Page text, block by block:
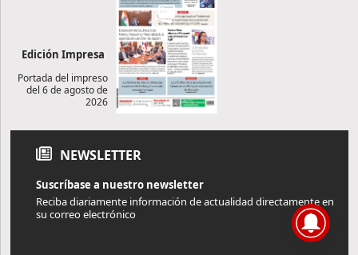
Edición Impresa
Portada del impreso
del 6 de agosto de
2026
NEWSLETTER
Suscríbase a nuestro newsletter
Reciba diariamente información de actualidad directamente en
su correo electrónico